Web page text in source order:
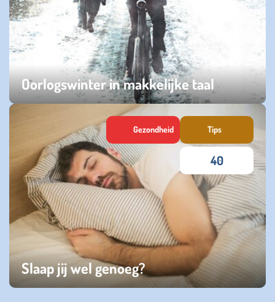
Oorlogswinter in makkelijke taal
vrijdag 22 november 2024
Slaap jij wel genoeg?
Gezondheid Tips
40